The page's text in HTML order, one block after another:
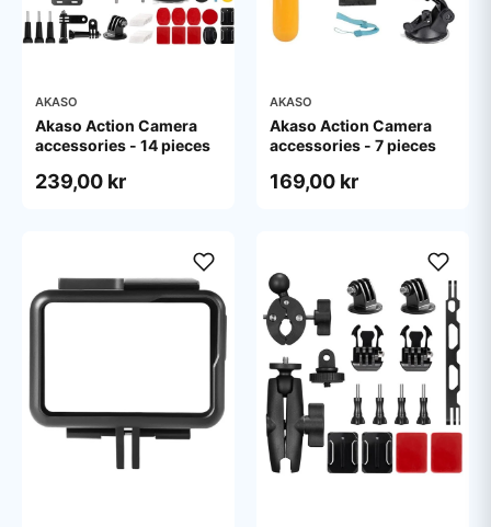
AKASO
Akaso Action Camera
accessories - 14 pieces
239,00 kr
AKASO
Akaso Action Camera
accessories - 7 pieces
169,00 kr